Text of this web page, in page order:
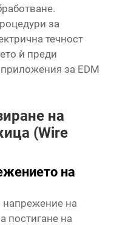
за
течност
ѝ преди
за EDM
на
(Wire
на
на
постигане на